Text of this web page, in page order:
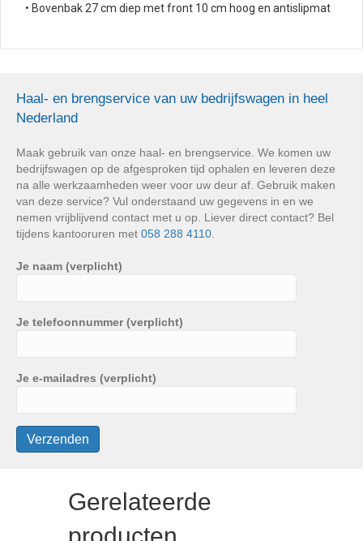
• Bovenbak 27 cm diep met front 10 cm hoog en antislipmat
Haal- en brengservice van uw bedrijfswagen in heel
Nederland
Maak gebruik van onze haal- en brengservice. We komen uw
bedrijfswagen op de afgesproken tijd ophalen en leveren deze
na alle werkzaamheden weer voor uw deur af. Gebruik maken
van deze service? Vul onderstaand uw gegevens in en we
nemen vrijblijvend contact met u op. Liever direct contact? Bel
tijdens kantooruren met 058 288 4110
Je naam (verplicht)
Je telefoonnummer (verplicht)
Je e-mailadres (verplicht)
Gerelateerde